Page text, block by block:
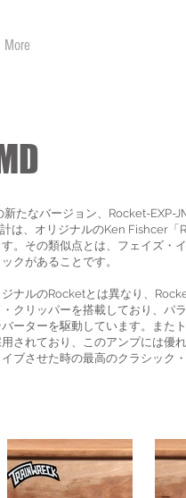
More
たなバージョン、Rocket-EXP-
は、オリジナルのKen Fishcer「
。その類似点とは、フェイズ・
クがあることです。
ジナルのRocketとは異なり、
・クリッパーを搭載しており、パ
ーターを駆動しています。また
されており、このアンプには優
ブさせた時の最高のクラシック